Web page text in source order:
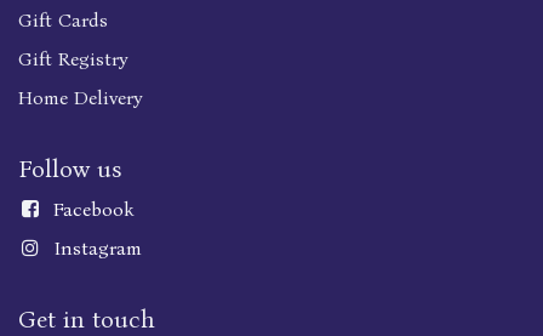
Gift Cards
Gift Registry
Home Delivery
Follow us
Facebook
Instagram
Get in touch